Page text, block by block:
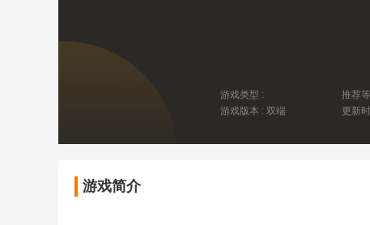
游戏类型 :
游戏版本 : 双端
推荐
更新
游戏简介